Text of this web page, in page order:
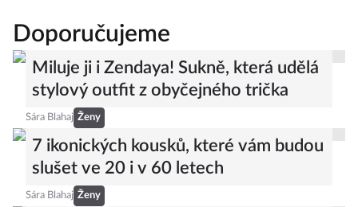
tip na dárek prclanek Manboxeo
originální dárek
Doporučujeme
Miluje ji i Zendaya! Sukně, která udělá
stylový outfit z obyčejného trička
Sára Blahaj Ženy